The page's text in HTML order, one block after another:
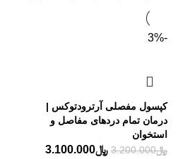
-3%
کپسول مفصلی آرترودتوکس |
درمان تمام دردهای مفاصل و
استخوان
﷼3.200.000 ﷼3.100.000